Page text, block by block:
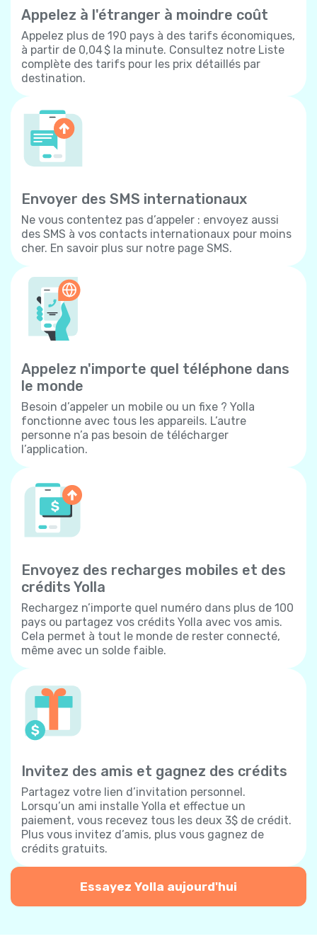
Appelez à l'étranger à moindre coût
Appelez plus de 190 pays à des tarifs économiques,
à partir de 0,04 $ la minute. Consultez notre Liste
complète des tarifs pour les prix détaillés par
destination.
Envoyer des SMS internationaux
Ne vous contentez pas d’appeler : envoyez aussi
des SMS à vos contacts internationaux pour moins
cher. En savoir plus sur notre page SMS.
Appelez n'importe quel téléphone dans
le monde
Besoin d’appeler un mobile ou un fixe ? Yolla
fonctionne avec tous les appareils. L’autre
personne n’a pas besoin de télécharger
l’application.
Envoyez des recharges mobiles et des
crédits Yolla
Rechargez n’importe quel numéro dans plus de 100
pays ou partagez vos crédits Yolla avec vos amis.
Cela permet à tout le monde de rester connecté,
même avec un solde faible.
Invitez des amis et gagnez des crédits
Partagez votre lien d’invitation personnel.
Lorsqu’un ami installe Yolla et effectue un
paiement, vous recevez tous les deux 3$ de crédit.
Plus vous invitez d’amis, plus vous gagnez de
crédits gratuits.
Essayez Yolla aujourd'hui